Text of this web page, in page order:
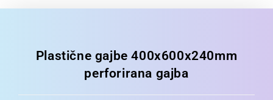
Plastične gajbe 400x600x240mm
perforirana gajba